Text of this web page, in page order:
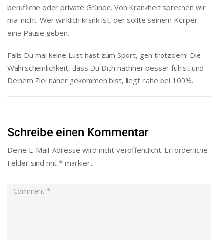
berufliche oder private Gründe. Von Krankheit sprechen wir
mal nicht. Wer wirklich krank ist, der sollte seinem Körper
eine Pause geben.
Falls Du mal keine Lust hast zum Sport, geh trotzdem! Die
Wahrscheinlichkeit, dass Du Dich nachher besser fühlst und
Deinem Ziel näher gekommen bist, liegt nahe bei 100%.
Schreibe einen Kommentar
Deine E-Mail-Adresse wird nicht veröffentlicht. Erforderliche
Felder sind mit * markiert